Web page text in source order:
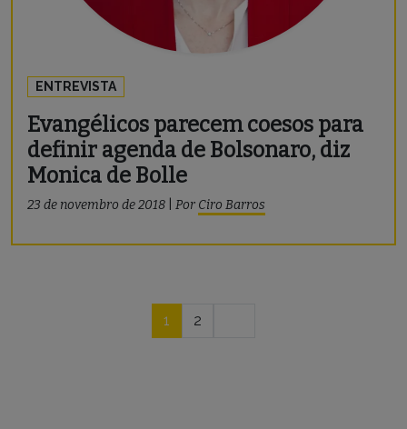
ENTREVISTA
Evangélicos parecem coesos para
definir agenda de Bolsonaro, diz
Monica de Bolle
23 de novembro de 2018 Por Ciro Barros
1 2